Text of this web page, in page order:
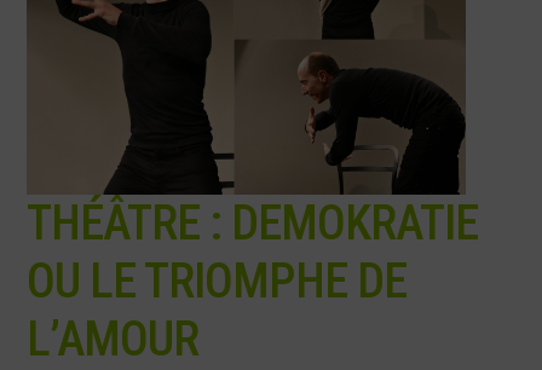
THÉÂTRE : DEMOKRATIE
OU LE TRIOMPHE DE
L’AMOUR